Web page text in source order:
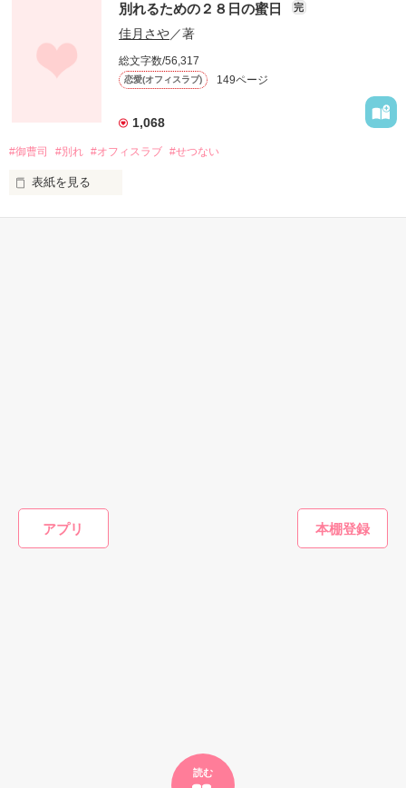
アプリ
読む
その生活はとても幸せで……。
罪悪感を持ちながらも、少しでも長く一緒にいたい。そんな葛
藤に揺れる礼華の恋の結末は？
ト
シリーズ作品です。よろしければ合わせてお楽しみください。
《生まれつきだから》
派手な格好
《この服好みなだけ》
《私、男嫌いだし》
＊ ﾟ･*:.｡.:*･.:*･゜ﾟ･*:. ＊
派手なのは見た目だけ
中身は普通より
別れるための２８日の蜜日 完
佳月さや／著
総文字数/56,317
恋愛(オフィスラブ) 149ページ
1,068
#御曹司 #別れ #オフィスラブ #せつない
表紙を見る
あなたが大好きだから
総合ランキング１位（2017/2/17）未だに信じられない程に舞
お見合い妻はエリ
ート外科医の溺愛
王子様とお姫様の
シンデ
ディング